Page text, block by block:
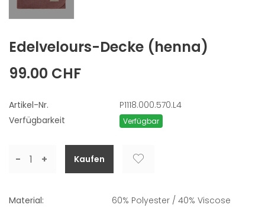
Edelvelours-Decke (henna)
99.00 CHF
Artikel-Nr.
P1118.000.570.L4
Verfügbarkeit
Verfügbar
- +
Material:
60% Polyester / 40% Viscose